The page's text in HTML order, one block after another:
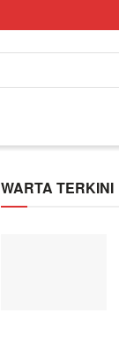
WARTA TERKINI